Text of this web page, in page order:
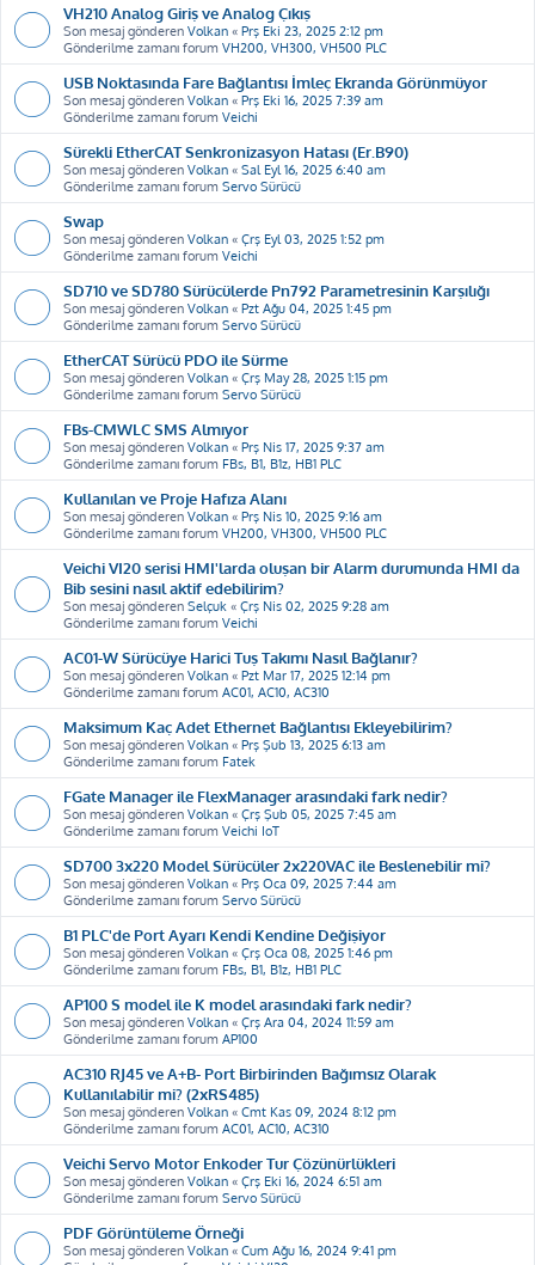
VH210 Analog Giriş ve Analog Çıkış
Son mesaj gönderen Volkan « Prş Eki 23, 2025 2:12 pm
Gönderilme zamanı forum VH200, VH300, VH500 PLC
USB Noktasında Fare Bağlantısı İmleç Ekranda Görünmüyor
Son mesaj gönderen Volkan « Prş Eki 16, 2025 7:39 am
Gönderilme zamanı forum Veichi
Sürekli EtherCAT Senkronizasyon Hatası (Er.B90)
Son mesaj gönderen Volkan « Sal Eyl 16, 2025 6:40 am
Gönderilme zamanı forum Servo Sürücü
Swap
Son mesaj gönderen Volkan « Çrş Eyl 03, 2025 1:52 pm
Gönderilme zamanı forum Veichi
SD710 ve SD780 Sürücülerde Pn792 Parametresinin Karşılığı
Son mesaj gönderen Volkan « Pzt Ağu 04, 2025 1:45 pm
Gönderilme zamanı forum Servo Sürücü
EtherCAT Sürücü PDO ile Sürme
Son mesaj gönderen Volkan « Çrş May 28, 2025 1:15 pm
Gönderilme zamanı forum Servo Sürücü
FBs-CMWLC SMS Almıyor
Son mesaj gönderen Volkan « Prş Nis 17, 2025 9:37 am
Gönderilme zamanı forum FBs, B1, B1z, HB1 PLC
Kullanılan ve Proje Hafıza Alanı
Son mesaj gönderen Volkan « Prş Nis 10, 2025 9:16 am
Gönderilme zamanı forum VH200, VH300, VH500 PLC
Veichi VI20 serisi HMI'larda oluşan bir Alarm durumunda HMI da
Bib sesini nasıl aktif edebilirim?
Son mesaj gönderen Selçuk « Çrş Nis 02, 2025 9:28 am
Gönderilme zamanı forum Veichi
AC01-W Sürücüye Harici Tuş Takımı Nasıl Bağlanır?
Son mesaj gönderen Volkan « Pzt Mar 17, 2025 12:14 pm
Gönderilme zamanı forum AC01, AC10, AC310
Maksimum Kaç Adet Ethernet Bağlantısı Ekleyebilirim?
Son mesaj gönderen Volkan « Prş Şub 13, 2025 6:13 am
Gönderilme zamanı forum Fatek
FGate Manager ile FlexManager arasındaki fark nedir?
Son mesaj gönderen Volkan « Çrş Şub 05, 2025 7:45 am
Gönderilme zamanı forum Veichi IoT
SD700 3x220 Model Sürücüler 2x220VAC ile Beslenebilir mi?
Son mesaj gönderen Volkan « Prş Oca 09, 2025 7:44 am
Gönderilme zamanı forum Servo Sürücü
B1 PLC'de Port Ayarı Kendi Kendine Değişiyor
Son mesaj gönderen Volkan « Çrş Oca 08, 2025 1:46 pm
Gönderilme zamanı forum FBs, B1, B1z, HB1 PLC
AP100 S model ile K model arasındaki fark nedir?
Son mesaj gönderen Volkan « Çrş Ara 04, 2024 11:59 am
Gönderilme zamanı forum AP100
AC310 RJ45 ve A+B- Port Birbirinden Bağımsız Olarak
Kullanılabilir mi? (2xRS485)
Son mesaj gönderen Volkan « Cmt Kas 09, 2024 8:12 pm
Gönderilme zamanı forum AC01, AC10, AC310
Veichi Servo Motor Enkoder Tur Çözünürlükleri
Son mesaj gönderen Volkan « Çrş Eki 16, 2024 6:51 am
Gönderilme zamanı forum Servo Sürücü
PDF Görüntüleme Örneği
Son mesaj gönderen Volkan « Cum Ağu 16, 2024 9:41 pm